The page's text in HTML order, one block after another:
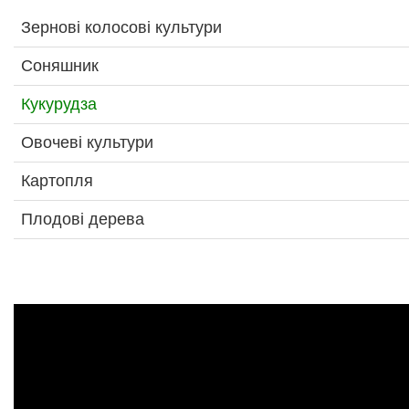
Зернові колосові культури
Соняшник
Кукурудза
Овочеві культури
Картопля
Плодові дерева